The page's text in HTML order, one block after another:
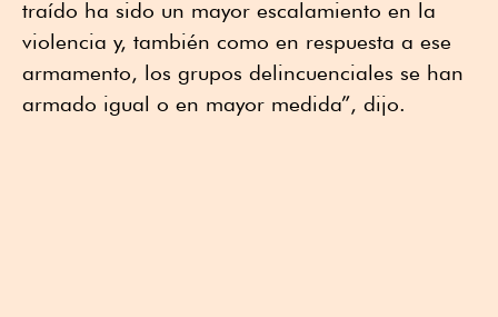
traído ha sido un mayor escalamiento en la
violencia y, también como en respuesta a ese
armamento, los grupos delincuenciales se han
armado igual o en mayor medida”, dijo.